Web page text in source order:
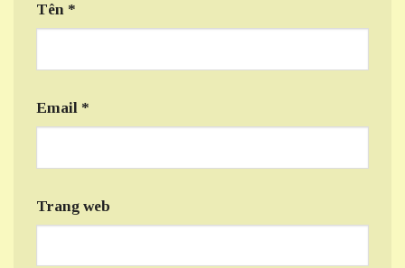
Tên *
Email *
Trang web